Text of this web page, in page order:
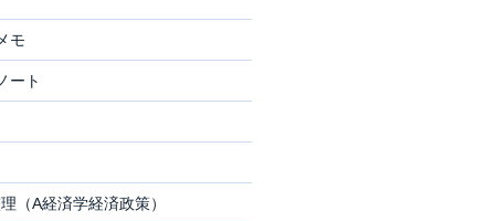
モ
ート
（A経済学経済政策）